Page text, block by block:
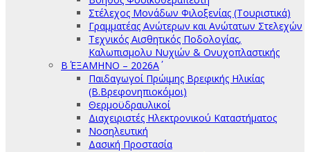
Στέλεχος Μονάδων Φιλοξενίας (Τουριστικά)
Γραμματέας Ανώτερων και Ανώτατων Στελεχών
Τεχνικός Αισθητικός Ποδολογίας,
Καλωπισμολυ Νυχιών & Ονυχοπλαστικής
Β΄ ΕΞΑΜΗΝΟ – 2026Α΄
Παιδαγωγοί Πρώιμης Βρεφικής Ηλικίας
(Β.Βρεφονηπιοκόμοι)
Θερμοϋδραυλικοί
Διαχειριστές Ηλεκτρονικού Καταστήματος
Νοσηλευτική
Δασική Προστασία